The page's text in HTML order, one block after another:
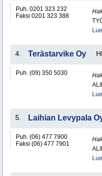
Puh. 0201 323 232
Faksi 0201 323 388
4. Terästarvike Oy
Puh. (09) 350 5030
5. Laihian Levypala
Puh. (06) 477 7900
Faksi (06) 477 7901